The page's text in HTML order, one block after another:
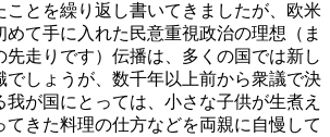
ことを繰り返し書いてきましたが、欧米
めて手に入れた民意重視政治の理想（ま
先走りです）伝播は、多くの国では新し
でしょうが、数千年以上前から衆議で決
が国にとっては、小さな子供が生煮え
てきた料理の仕方などを両親に自慢して